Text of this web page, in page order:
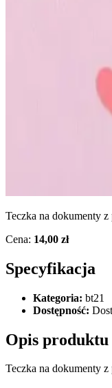
Teczka na dokumenty
Cena: 14,00 zł
Specyfikacja
Kategoria: bt21
Dostępność:
Opis produktu
Teczka na dokumenty